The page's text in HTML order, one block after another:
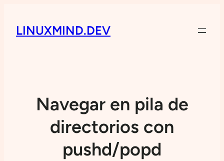
LINUXMIND.DEV
Navegar en pila de
directorios con
pushd/popd